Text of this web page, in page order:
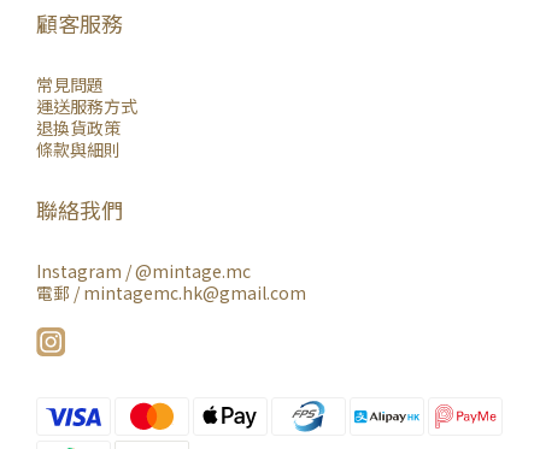
顧客服務
常見問題
運送服務方式
退換貨政策
條款與細則
聯絡我們
Instagram /@mintage.mc
電郵 / mintagemc.hk@gmail.com